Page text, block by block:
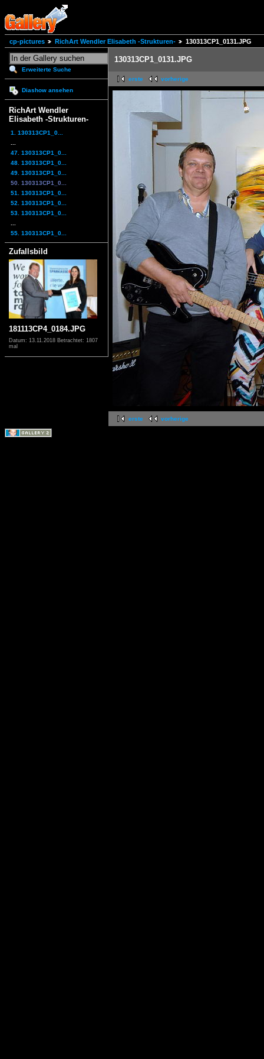
cp-pictures RichArt Wendler Elisabeth -Strukturen- 130313CP1_0131.JPG
Erweiterte Suche
Diashow ansehen
RichArt Wendler
Elisabeth -Strukturen-
1. 130313CP1_0...
47. 130313CP1_0...
48. 130313CP1_0...
49. 130313CP1_0...
50. 130313CP1_0...
51. 130313CP1_0...
52. 130313CP1_0...
53. 130313CP1_0...
55. 130313CP1_0...
Zufallsbild
181113CP4_0184.JPG
Datum: 13.11.2018 Betrachtet: 1807
mal
130313CP1_0131.JPG
erste vorherige
erste vorherige